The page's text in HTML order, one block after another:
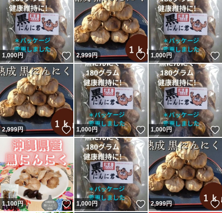
1,000円 いいね！
2,999円 いいね！
1,000円
2,999円 いいね！
1,000円 いいね！
1,000円
1,100円 いいね！
1,000円 いいね！
2,999円